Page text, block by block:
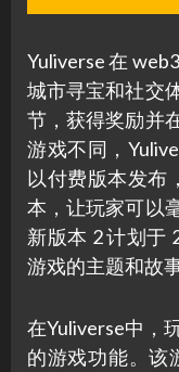
Yuliverse 在
城市寻宝和社交
节，获得奖励并
游戏不同，
以付费版本发布
本，让玩家可以
新版本 2 计划于
游戏的主题和故
在Yuliverse中，
的游戏功能。该